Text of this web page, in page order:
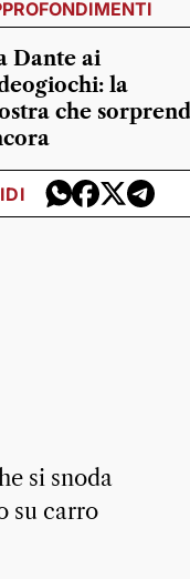
Dante ai
la
che
si snoda
su carro